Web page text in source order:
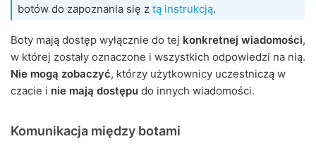
botów do zapoznania się z tą instrukcją.
Boty mają dostęp wyłącznie do tej konkretnej wiadomości,
w której zostały oznaczone i wszystkich odpowiedzi na nią.
Nie mogą zobaczyć, którzy użytkownicy uczestniczą w
czacie i nie mają dostępu do innych wiadomości.
Komunikacja między botami